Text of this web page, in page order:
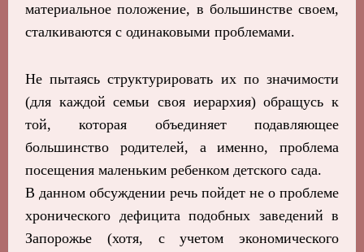
материальное положение, в большинстве своем,
сталкиваются с одинаковыми проблемами.
Не пытаясь структурировать их по значимости
(для каждой семьи своя иерархия) обращусь к
той, которая объединяет подавляющее
большинство родителей, а именно, проблема
посещения маленьким ребенком детского сада.
В данном обсуждении речь пойдет не о проблеме
хронического дефицита подобных заведений в
Запорожье (хотя, с учетом экономического